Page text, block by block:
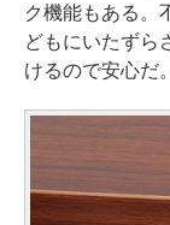
ク機能もある。
どもにいたずら
けるので安心だ。